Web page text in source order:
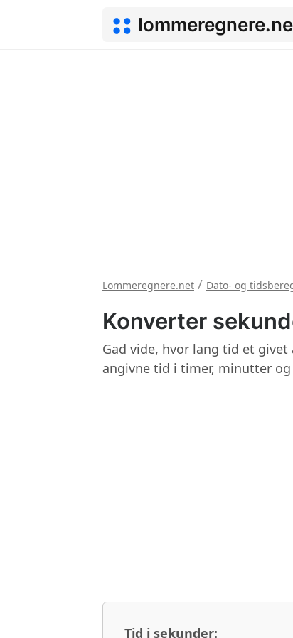
Lommeregnere.net / Dato- og
Konverter
Gad vide, hvor lang tid et
angivne tid i timer, minutter og
Tid i sekunder: